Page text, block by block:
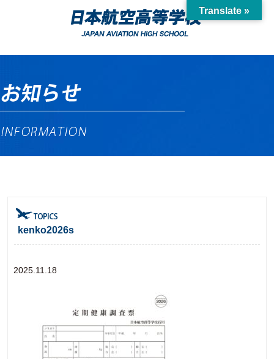
kenko2026s
2025.11.18
Translate »